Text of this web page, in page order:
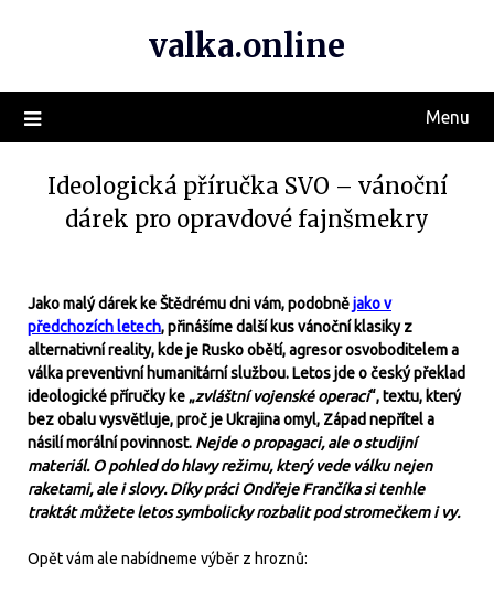
valka.online
Menu
Ideologická příručka SVO – vánoční
dárek pro opravdové fajnšmekry
Jako malý dárek ke Štědrému dni vám, podobnějako v
předchozích letech, přinášíme další kus vánoční klasiky z
alternativní reality, kde je Rusko obětí, agresor osvoboditelem a
válka preventivní humanitární službou. Letos jde o český překlad
ideologické příručky ke „zvláštní vojenské operaci“, textu, který
bez obalu vysvětluje, proč je Ukrajina omyl, Západ nepřítel a
násilí morální povinnost. Nejde o propagaci, ale o studijní
materiál. O pohled do hlavy režimu, který vede válku nejen
raketami, ale i slovy. Díky práci Ondřeje Frančíka si tenhle
traktát můžete letos symbolicky rozbalit pod stromečkem i vy.
Opět vám ale nabídneme výběr z hroznů: